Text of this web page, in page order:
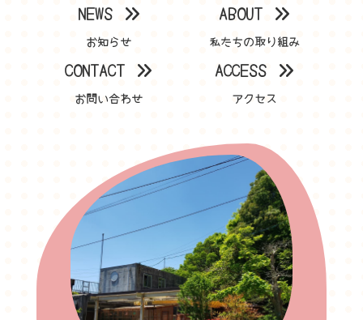
NEWS
お知らせ
ABOUT
私たちの取り組み
CONTACT
お問い合わせ
ACCESS
アクセス